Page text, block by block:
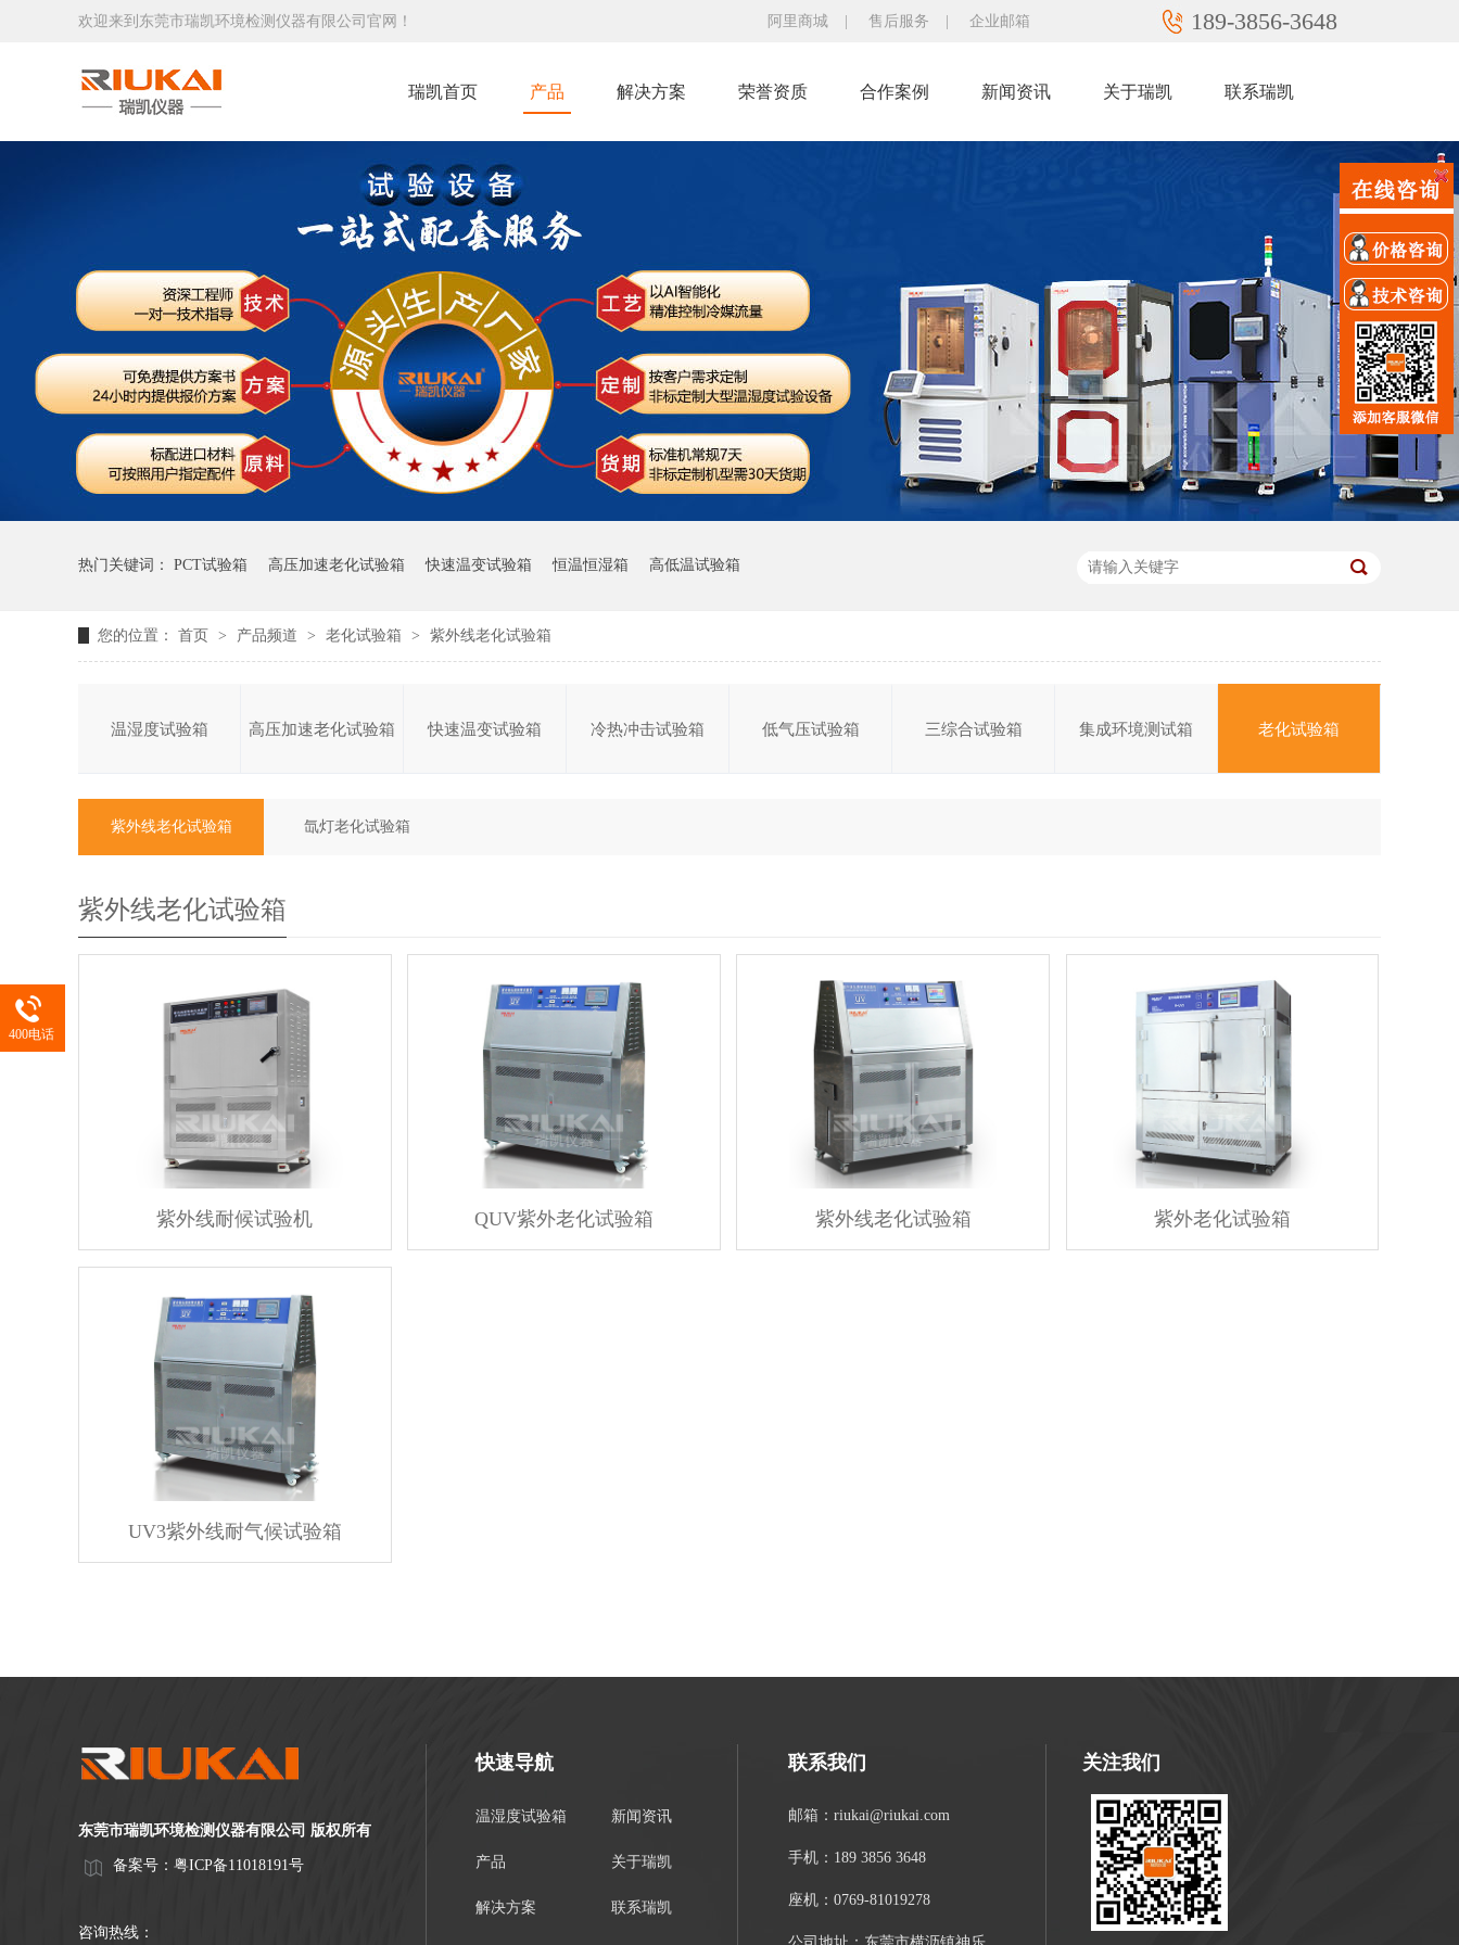
欢迎来到东莞市瑞凯环境检测仪器有限公司官网！ 阿里商城 售后服务 企业邮箱 189-3856-3648
瑞凯首页 产品 解决方案 荣誉资质 合作案例 新闻资讯 关于瑞凯 联系瑞凯
热门关键词： PCT试验箱 高压加速老化试验箱 快速温变试验箱 恒温恒湿箱 高低温试验箱
您的位置： 首页 > 产品频道 > 老化试验箱 > 紫外线老化试验箱
温湿度试验箱 高压加速老化试验箱 快速温变试验箱 冷热冲击试验箱 低气压试验箱 三综合试验箱 集成环境测试箱 老化试验箱
紫外线老化试验箱 氙灯老化试验箱
紫外线老化试验箱
紫外线耐候试验机 QUV紫外老化试验箱 紫外线老化试验箱 紫外老化试验箱
UV3紫外线耐气候试验箱
东莞市瑞凯环境检测仪器有限公司 版权所有
备案号： 粤ICP备11018191号
咨询热线：
快速导航
温湿度试验箱 新闻资讯
产品 关于瑞凯
解决方案 联系瑞凯
联系我们
邮箱：riukai@riukai.com
手机：189 3856 3648
座机：0769-81019278
关注我们
400电话